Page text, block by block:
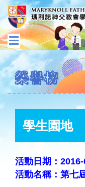
榮譽榜
學生園地
活動日期：
活動名稱：第七